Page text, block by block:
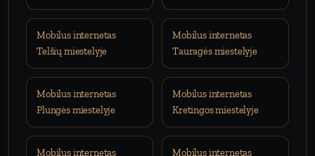
Mobilus internetas
Telšių miestelyje
Mobilus internetas
Tauragės miestelyje
Mobilus internetas
Plungės miestelyje
Mobilus internetas
Kretingos miestelyje
Mobilus internetas
Mobilus internetas